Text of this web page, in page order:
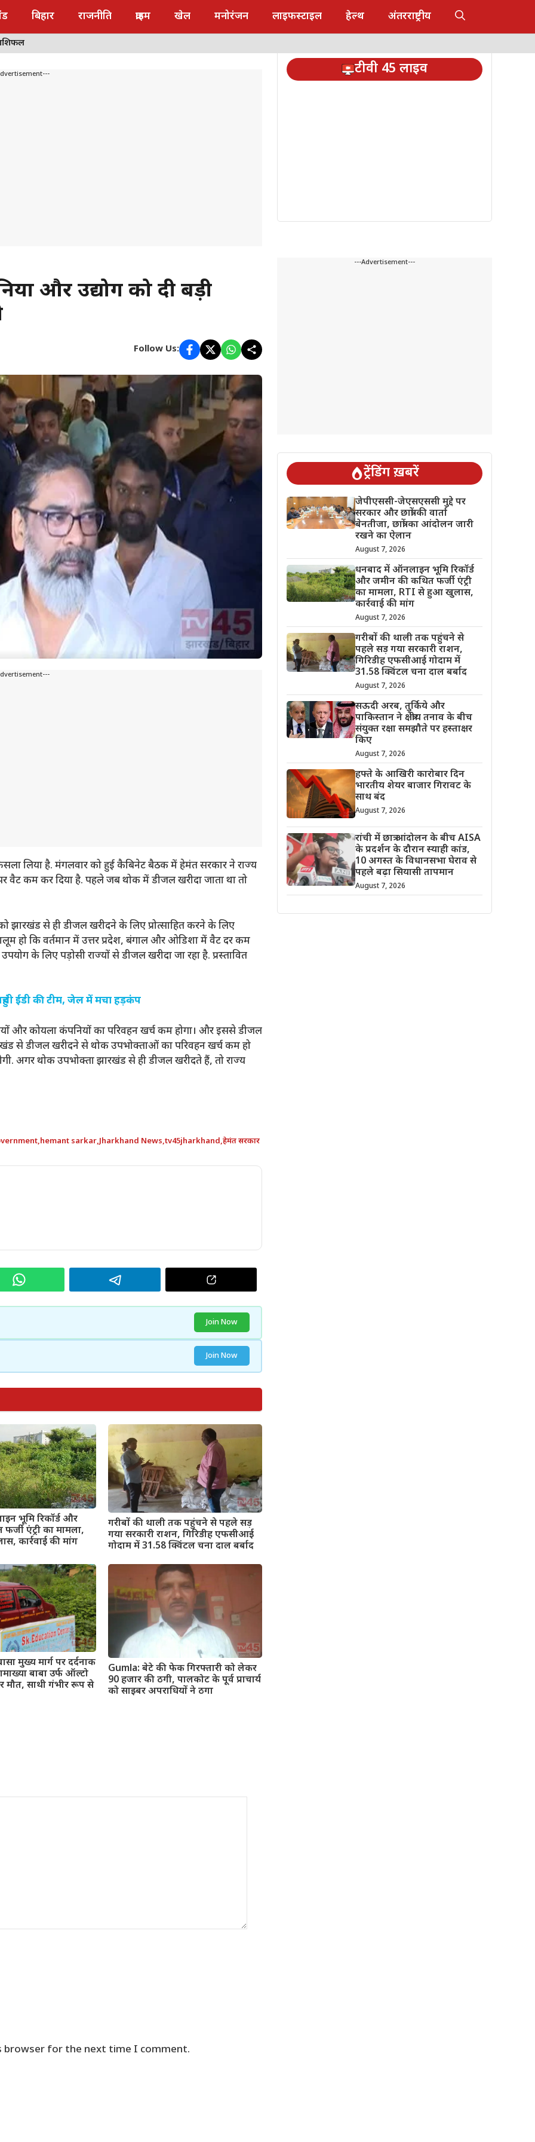
बिहार राजनीति क्राइम खेल मनोरंजन लाइफस्टाइल हेल्थ अंतरराष्ट्रीय
और उद्योग को दी बड़ी
Follow Us:
लिया है. मंगलवार को हुई कैबिनेट बैठक में हेमंत सरकार ने राज्य
वैट कम कर दिया है. पहले जब थोक में डीजल खरीदा जाता था तो
झारखंड से ही डीजल खरीदने के लिए प्रोत्साहित करने के लिए
हो कि वर्तमान में उत्तर प्रदेश, बंगाल और ओडिशा में वैट दर कम
के लिए पड़ोसी राज्यों से डीजल खरीदा जा रहा है. प्रस्तावित
ईडी की टीम, जेल में मचा हड़कंप
और कोयला कंपनियों का परिवहन खर्च कम होगा। और इससे डीजल
से डीजल खरीदने से थोक उपभोक्ताओं का परिवहन खर्च कम हो
अगर थोक उपभोक्ता झारखंड से ही डीजल खरीदते हैं, तो राज्य
,hemant sarkar,Jharkhand News,tv45jharkhand,हेमंत सरकार
Join Now
Join Now
भूमि रिकॉर्ड और
एंट्री का मामला,
कार्रवाई की मांग
गरीबों की थाली तक पहुंचने से पहले सड़
गया सरकारी राशन, गिरिडीह एफसीआई
गोदाम में 31.58 क्विंटल चना दाल बर्बाद
मुख्य मार्ग पर दर्दनाक
बाबा उर्फ ऑल्टो
मौत, साथी गंभीर रूप से
Gumla: बेटे की फेक गिरफ्तारी को लेकर
90 हजार की ठगी, पालकोट के पूर्व प्राचार्य
को साइबर अपराधियों ने ठगा
browser for the next time I comment.
टीवी 45 लाइव
---Advertisement---
ट्रेंडिंग ख़बरें
जेपीएससी-जेएसएससी मुद्दे पर
सरकार और छात्रों की वार्ता
बेनतीजा, छात्रों का आंदोलन जारी
रखने का ऐलान
August 7, 2026
धनबाद में ऑनलाइन भूमि रिकॉर्ड
और जमीन की कथित फर्जी एंट्री
का मामला, RTI से हुआ खुलास,
कार्रवाई की मांग
August 7, 2026
गरीबों की थाली तक पहुंचने से
पहले सड़ गया सरकारी राशन,
गिरिडीह एफसीआई गोदाम में
31.58 क्विंटल चना दाल बर्बाद
August 7, 2026
सऊदी अरब, तुर्किये और
पाकिस्तान ने क्षेत्रीय तनाव के बीच
संयुक्त रक्षा समझौते पर हस्ताक्षर
किए
August 7, 2026
हफ्ते के आखिरी कारोबार दिन
भारतीय शेयर बाजार गिरावट के
साथ बंद
August 7, 2026
रांची में छात्र आंदोलन के बीच AISA
के प्रदर्शन के दौरान स्याही कांड,
10 अगस्त के विधानसभा घेराव से
पहले बढ़ा सियासी तापमान
August 7, 2026